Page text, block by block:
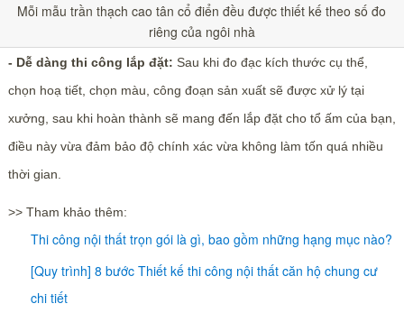
Mỗi mẫu trần thạch cao tân cổ điển đều được thiết kế theo số đo
riêng của ngôi nhà
- Dễ dàng thi công lắp đặt: Sau khi đo đạc kích thước cụ thể,
chọn hoạ tiết, chọn màu, công đoạn sản xuất sẽ được xử lý tại
xưởng, sau khi hoàn thành sẽ mang đến lắp đặt cho tổ ấm của bạn,
điều này vừa đảm bảo độ chính xác vừa không làm tốn quá nhiều
thời gian.
>> Tham khảo thêm:
Thi công nội thất trọn gói là gì, bao gồm những hạng mục nào?
[Quy trình] 8 bước Thiết kế thi công nội thất căn hộ chung cư
chi tiết